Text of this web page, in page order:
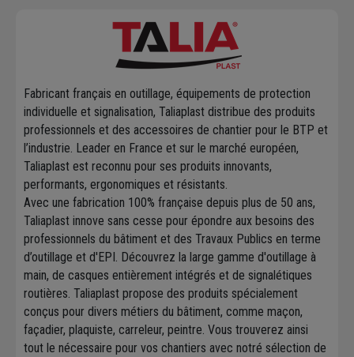
Fabricant français en outillage, équipements de protection
individuelle et signalisation, Taliaplast distribue des produits
professionnels et des accessoires de chantier pour le BTP et
l’industrie. Leader en France et sur le marché européen,
Taliaplast est reconnu pour ses produits innovants,
performants, ergonomiques et résistants.
Avec une fabrication 100% française depuis plus de 50 ans,
Taliaplast innove sans cesse pour épondre aux besoins des
professionnels du bâtiment et des Travaux Publics en terme
d’outillage et d'EPI. Découvrez la large gamme d'outillage à
main, de casques entièrement intégrés et de signalétiques
routières. Taliaplast propose des produits spécialement
conçus pour divers métiers du bâtiment, comme maçon,
façadier, plaquiste, carreleur, peintre. Vous trouverez ainsi
tout le nécessaire pour vos chantiers avec notré sélection de